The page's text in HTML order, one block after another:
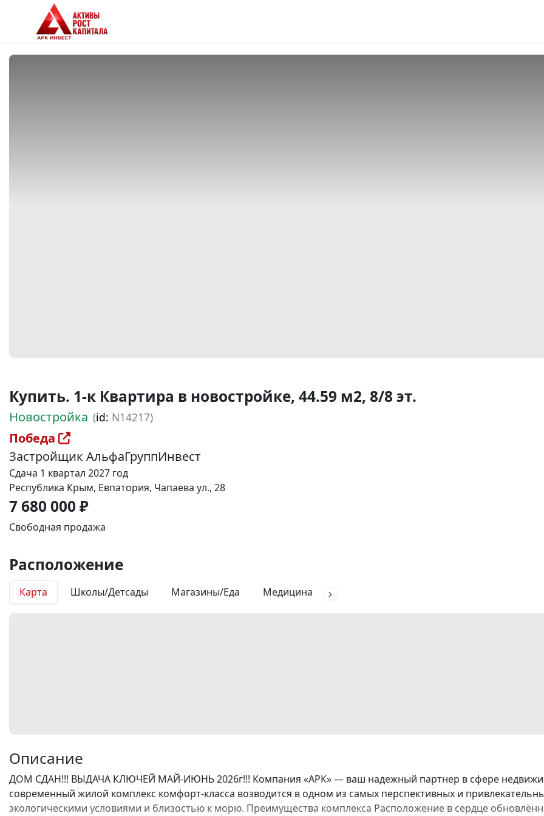
Купить. 1-к Квартира в новостройке, 44.59 м2, 8/8 эт.
Новостройка (id: N14217)
Победа
Застройщик АльфаГруппИнвест
Сдача 1 квартал 2027 год
Республика Крым, Евпатория, Чапаева ул., 28
7 680 000 ₽
Свободная продажа
Расположение
Карта Школы/Детсады Магазины/Еда Медицина
Описание
ДОМ СДАН!!! ВЫДАЧА КЛЮЧЕЙ МАЙ-ИЮНЬ 2026г!!! Компания «АРК» — ваш надежный партнер в сфере
современный жилой комплекс комфорт-класса возводится в одном из самых перспективных и
экологическими условиями и близостью к морю. Преимущества комплекса Расположение в сердце